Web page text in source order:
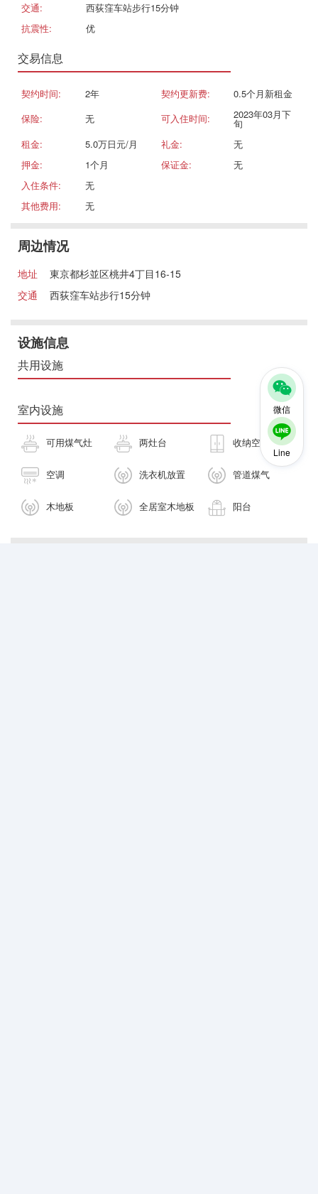
微信
Line
交通:
西荻窪车站步行15分钟
抗震性:
优
交易信息
契约时间: 2年 契约更新费:
0.5个月新租金
保险:
无 可入住时间: 2023年03月下
旬
租金:
5.0万日元/月 礼金:
无
押金:
1个月 保证金:
无
入住条件:
无
其他费用:
无
周边情况
地址
東京都杉並区桃井4丁目16-15
交通
西荻窪车站步行15分钟
设施信息
共用设施
室内设施
可用煤气灶 两灶台 收纳空间
空调 洗衣机放置 管道煤气
木地板 全居室木地板 阳台